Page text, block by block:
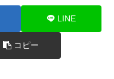
LINE
コピー